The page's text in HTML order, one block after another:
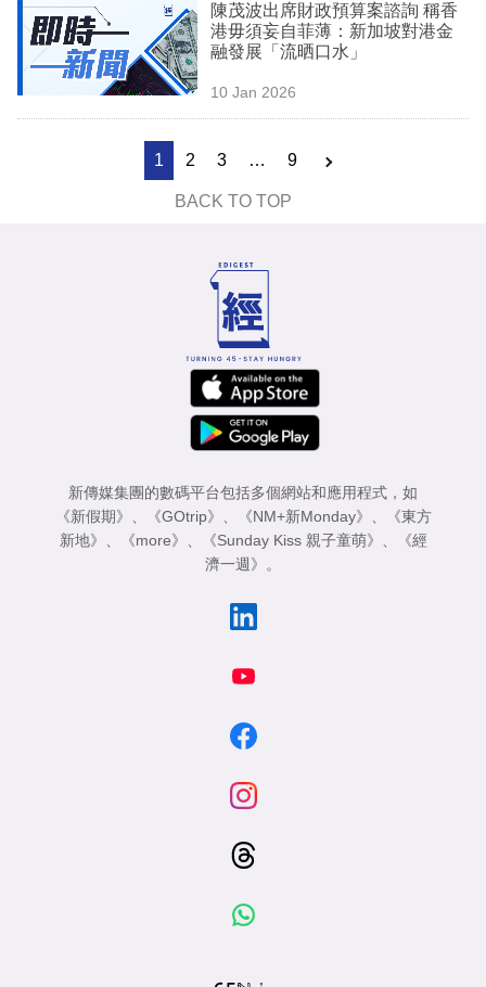
陳茂波出席財政預算案諮詢 稱香
港毋須妄自菲薄：新加坡對港金
融發展「流晒口水」
10 Jan 2026
1 2 3 … 9
BACK TO TOP
新傳媒集團的數碼平台包括多個網站和應用程式，如
《新假期》 、 《GOtrip》 、 《NM+新Monday》 、
《東方
新地》 、 《more》 、 《Sunday Kiss 親子童萌》 、
《經
濟一週》 。